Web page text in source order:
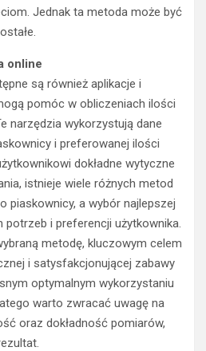
Jednak ta metoda może być
online
są również aplikacje i
pomóc w obliczeniach ilości
narzędzia wykorzystują dane
i preferowanej ilości
dokładne wytyczne
istnieje wiele różnych metod
piaskownicy, a wybór najlepszej
potrzeb i preferencji użytkownika.
metodę, kluczowym celem
i satysfakcjonującej zabawy
optymalnym wykorzystaniu
warto zwracać uwagę na
oraz dokładność pomiarów,